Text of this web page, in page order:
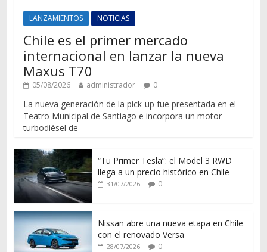
LANZAMIENTOS NOTICIAS
Chile es el primer mercado
internacional en lanzar la nueva
Maxus T70
05/08/2026 administrador 0
La nueva generación de la pick-up fue presentada en el
Teatro Municipal de Santiago e incorpora un motor
turbodiésel de
“Tu Primer Tesla”: el Model 3 RWD
llega a un precio histórico en Chile
31/07/2026 0
Nissan abre una nueva etapa en Chile
con el renovado Versa
28/07/2026 0